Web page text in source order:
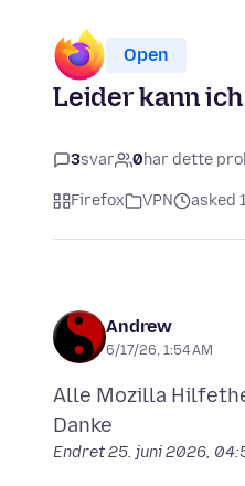
Open
Leider kann
3svar 0har dette
Firefox VPN asked
Andrew
6/17/26, 1:54 AM
Alle Mozilla
Endret25. juni 2026,